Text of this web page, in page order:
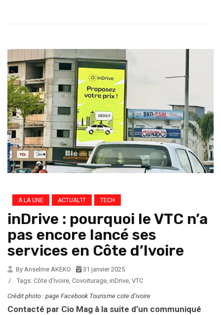
A LA UNE ACTUAL’IT TECH
inDrive : pourquoi le VTC n’a
pas encore lancé ses
services en Côte d’Ivoire
By Anselme AKEKO
31 janvier 2025
/
Tags: Côte d'Ivoire, Covoiturage, inDrive, VTC
Crédit photo : page Facebook Tourisme cote d’ivoire
Contacté par Cio Mag à la suite d’un communiqué